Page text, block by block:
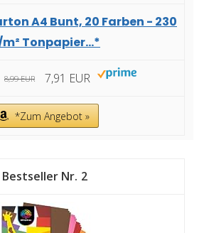
A4 Bunt, 20 Farben - 230
Tonpapier...*
8,99 EUR 7,91 EUR
*Zum Angebot »
2